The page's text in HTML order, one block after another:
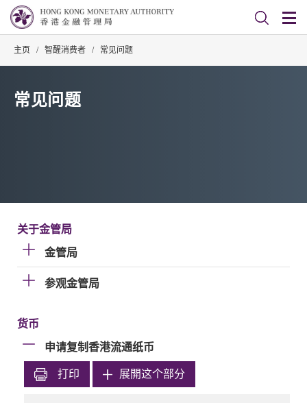
主页 / 智醒消费者 / 常见问题
常见问题
关于金管局
金管局
参观金管局
货币
申请复制香港流通纸币
打印 展開这个部分